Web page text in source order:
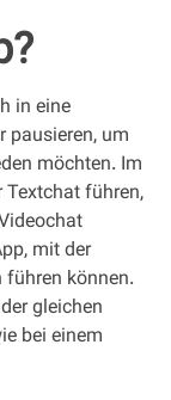
in eine
pausieren, um
möchten. Im
führen,
mit der
können.
gleichen
bei einem